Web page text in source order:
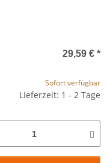
29,59 € *
Sofort verfügbar
Lieferzeit: 1 - 2 Tage